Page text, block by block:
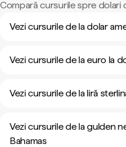
Compară cursurile spre dolari
Vezi cursurile de la dolar
Vezi cursurile de la euro la
Vezi cursurile de la liră
Vezi cursurile de la gulden
Bahamas